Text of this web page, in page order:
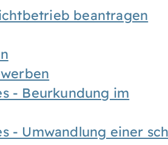
beantragen
- Beurkundung im
- Umwandlung einer